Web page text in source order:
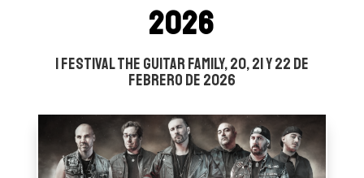
2026
I Festival The Guitar Family, 20, 21 y 22 de
febrero de 2026